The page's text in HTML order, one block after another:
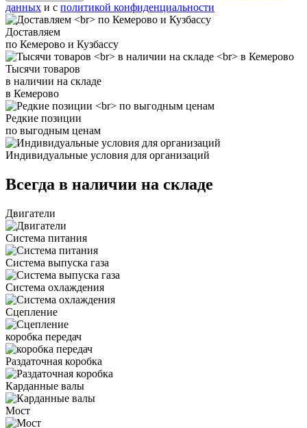
данных и с политикой конфиденциальности
Доставляем
по Кемерово и Кузбассу
Тысячи товаров
в наличии на складе
в Кемерово
Редкие позиции
по выгодным ценам
Индивидуальные условия для организаций
Всегда в наличии на складе
Двигатели
Система питания
Система выпуска газа
Система охлаждения
Сцепление
коробка передач
Раздаточная коробка
Карданные валы
Мост